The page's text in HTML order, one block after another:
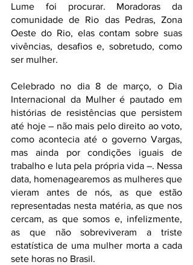
Lume foi procurar. Moradoras da
comunidade de Rio das Pedras, Zona
Oeste do Rio, elas contam sobre suas
vivências, desafios e, sobretudo, como
ser mulher.
Celebrado no dia 8 de março, o Dia
Internacional da Mulher é pautado em
histórias de resistências que persistem
até hoje – não mais pelo direito ao voto,
como acontecia até o governo Vargas,
mas ainda por condições iguais de
trabalho e luta pela própria vida –. Nessa
data, homenagearemos as mulheres que
vieram antes de nós, as que estão
representadas nesta matéria, as que nos
cercam, as que somos e, infelizmente,
as que não sobreviveram a triste
estatística de uma mulher morta a cada
sete horas no Brasil.